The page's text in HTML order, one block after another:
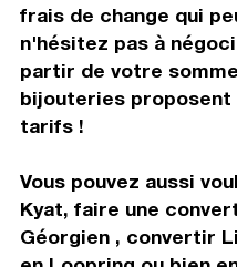
frais de change qui
n'hésitez pas à
partir de votre
bijouteries
tarifs !
Vous pouvez aussi
Kyat, faire une
Géorgien , convertir